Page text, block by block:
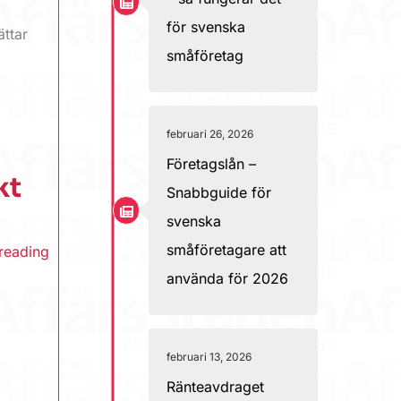
för svenska
småföretag
februari 26, 2026
Företagslån –
Snabbguide för
svenska
småföretagare att
använda för 2026
februari 13, 2026
Ränteavdraget